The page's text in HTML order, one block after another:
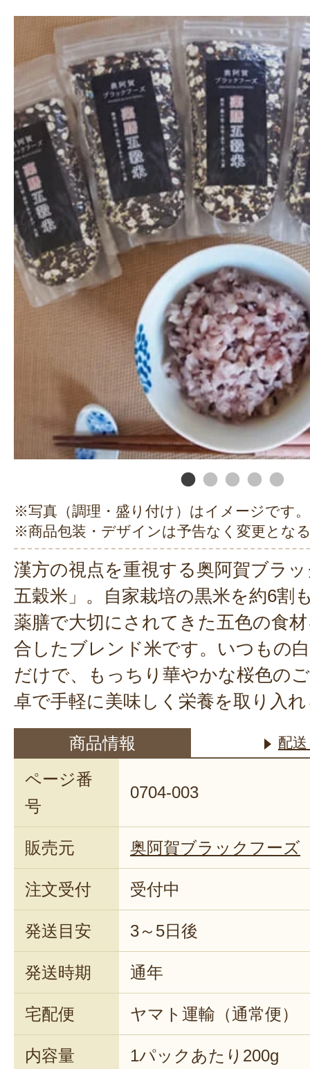
※写真（調理・盛り付け）はイメージです。
※商品包装・デザインは予告なく変更とな
漢方の視点を重視する奥阿賀ブラ
五穀米」。自家栽培の黒米を約6割
薬膳で大切にされてきた五色の食
合したブレンド米です。いつもの
だけで、もっちり華やかな桜色の
卓で手軽に美味しく栄養を取り入
商品情報 配
ページ番
号
0704-003
販売元 奥阿賀ブラックフーズ
注文受付 受付中
発送目安 3～5日後
発送時期 通年
宅配便 ヤマト運輸（通常便）
内容量 1パックあたり200g